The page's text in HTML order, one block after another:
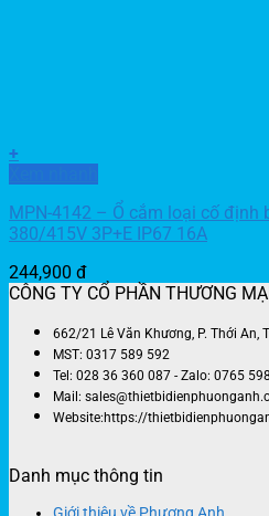
+
MPN-4142 – Ổ cắm loại cố định
380/415V 3P+E IP67 16A
244,900 đ
CÔNG TY CỔ PHẦN THƯƠNG
662/21 Lê Văn Khương, P. Thới An,
MST: 0317 589 592
Tel: 028 36 360 087 - Zalo: 0765
Mail:
Website:https://
Danh mục thông tin